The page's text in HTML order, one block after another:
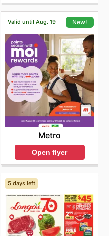
Valid until Aug. 19 New!
Metro
Open flyer
5 days left